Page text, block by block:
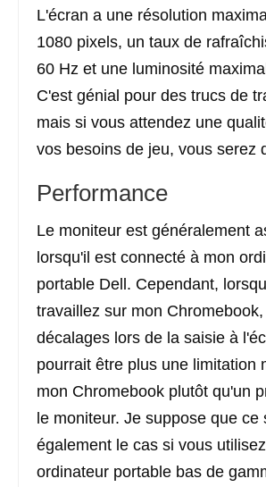
L'écran a une résolution
1080 pixels, un taux de
60 Hz et une luminosité
C'est génial pour des trucs de
mais si vous attendez une
vos besoins de jeu, vous serez
Performance
Le moniteur est généralement
lorsqu'il est connecté à mon
portable Dell. Cependant,
travaillez sur mon
décalages lors de la saisie à
pourrait être plus une limitation
mon Chromebook plutôt qu'un
le moniteur. Je suppose que ce
également le cas si vous
ordinateur portable bas de